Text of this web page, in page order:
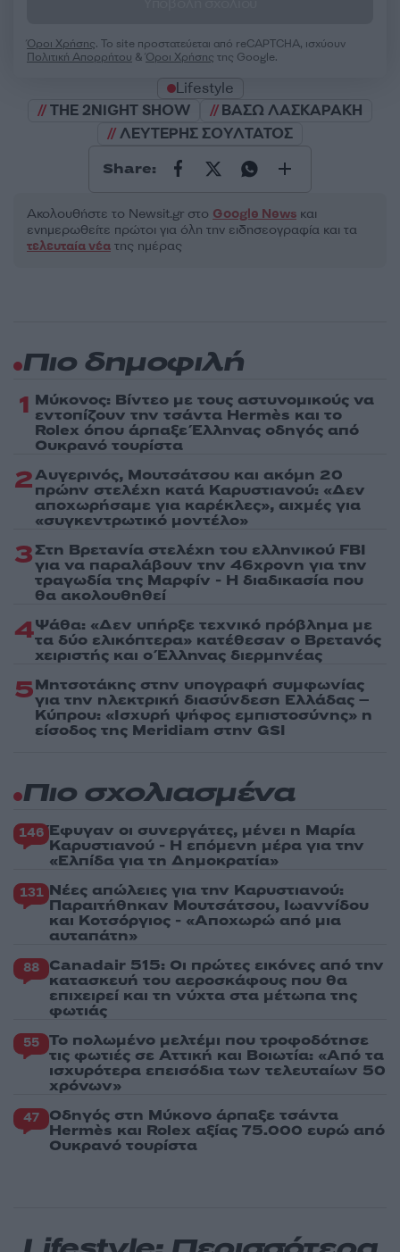
Όροι Χρήσης. Το site προστατεύεται από reCAPTCHA, ισχύουν
Πολιτική Απορρήτου &Όροι Χρήσης της Google.
Lifestyle
THE 2NIGHT SHOW
ΒΑΣΩ ΛΑΣΚΑΡΑΚΗ
ΛΕΥΤΕΡΗΣ ΣΟΥΛΤΑΤΟΣ
Share:
Ακολουθήστε το Νewsit.gr στο Google News και
ενημερωθείτε πρώτοι για όλη την ειδησεογραφία και τα
τελευταία νέα της ημέρας
Πιο δημοφιλή
1 Μύκονος: Βίντεο με τους αστυνομικούς να
εντοπίζουν την τσάντα Hermès και το
Rolex όπου άρπαξε Έλληνας οδηγός από
Ουκρανό τουρίστα
2Αυγερινός, Μουτσάτσου και ακόμη 20
πρώην στελέχη κατά Καρυστιανού: «Δεν
αποχωρήσαμε για καρέκλες», αιχμές για
«συγκεντρωτικό μοντέλο»
3Στη Βρετανία στελέχη του ελληνικού FBI
για να παραλάβουν την 46χρονη για την
τραγωδία της Μαρφίν - Η διαδικασία που
θα ακολουθηθεί
4Ψάθα: «Δεν υπήρξε τεχνικό πρόβλημα με
τα δύο ελικόπτερα» κατέθεσαν ο Βρετανός
χειριστής και ο Έλληνας διερμηνέας
5Μητσοτάκης στην υπογραφή συμφωνίας
για την ηλεκτρική διασύνδεση Ελλάδας –
Κύπρου: «Ισχυρή ψήφος εμπιστοσύνης» η
είσοδος της Meridiam στην GSI
Πιο σχολιασμένα
146 Έφυγαν οι συνεργάτες, μένει η Μαρία
Καρυστιανού - Η επόμενη μέρα για την
«Ελπίδα για τη Δημοκρατία»
131 Νέες απώλειες για την Καρυστιανού:
Παραιτήθηκαν Μουτσάτσου, Ιωαννίδου
και Κοτσόργιος - «Αποχωρώ από μια
αυταπάτη»
88 Canadair 515: Οι πρώτες εικόνες από την
κατασκευή του αεροσκάφους που θα
επιχειρεί και τη νύχτα στα μέτωπα της
φωτιάς
55 Το πολωμένο μελτέμι που τροφοδότησε
τις φωτιές σε Αττική και Βοιωτία: «Από τα
ισχυρότερα επεισόδια των τελευταίων 50
χρόνων»
47 Οδηγός στη Μύκονο άρπαξε τσάντα
Hermès και Rolex αξίας 75.000 ευρώ από
Ουκρανό τουρίστα